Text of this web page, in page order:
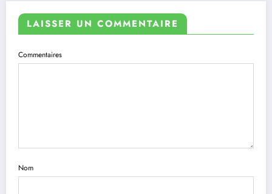
LAISSER UN COMMENTAIRE
Commentaires
Nom